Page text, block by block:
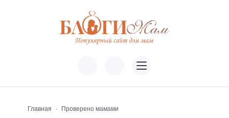
Главная Проверено мамами